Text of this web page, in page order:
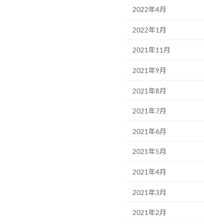
2022年4月
2022年1月
2021年11月
2021年9月
2021年8月
2021年7月
2021年6月
2021年5月
2021年4月
2021年3月
2021年2月